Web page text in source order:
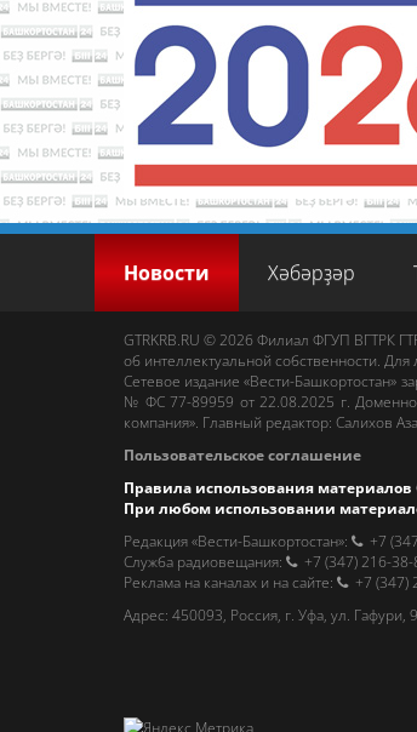
Новости Хәбәрҙәр
GTRKRB.RU © 2026 Филиал ФГУП ВГТРК
об интеллектуальной собственности. Для
Сетевое издание «Вести-Башкортостан»
№ ФС 77-89959 от 22.08.2025 г.
компания». Главный редактор: Салихов
Пользовательское соглашение
Правила использования
При любом использовании
Редакция «Вести-Башкортостан»: +7
Cлужба радиовещания: +7 (347) 216-38-
Реклама на каналах и на сайте: +7 (347)
Адрес: 450093, Россия, г. Уфа, ул. Гафури,